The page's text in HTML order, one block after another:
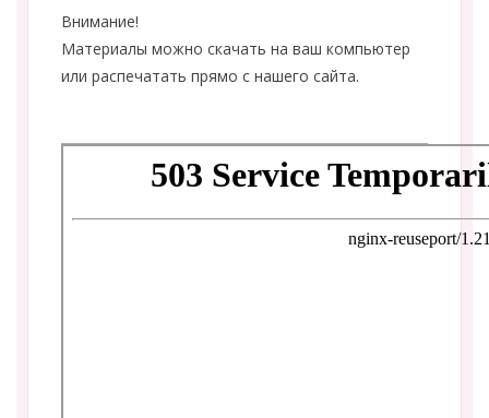
Внимание!
Материалы можно скачать на ваш компьютер
или распечатать прямо с нашего сайта.